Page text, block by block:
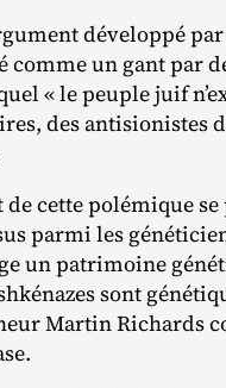
développé
comme un gant par
« le peuple juif
des antisionistes
cette polémique
parmi les
un patrimoine
sont
Martin Richards